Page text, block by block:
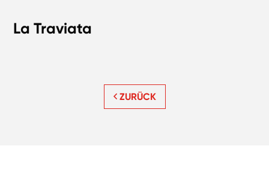
La Traviata
ZURÜCK